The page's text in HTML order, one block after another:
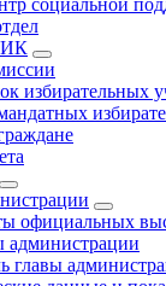
социальной
избирательных
официальных
администрации
главы